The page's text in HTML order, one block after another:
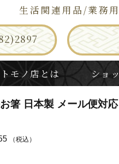
生活関連用品/業務
モノ店とは ショ
箸 日本製 メール便対応
（税込）